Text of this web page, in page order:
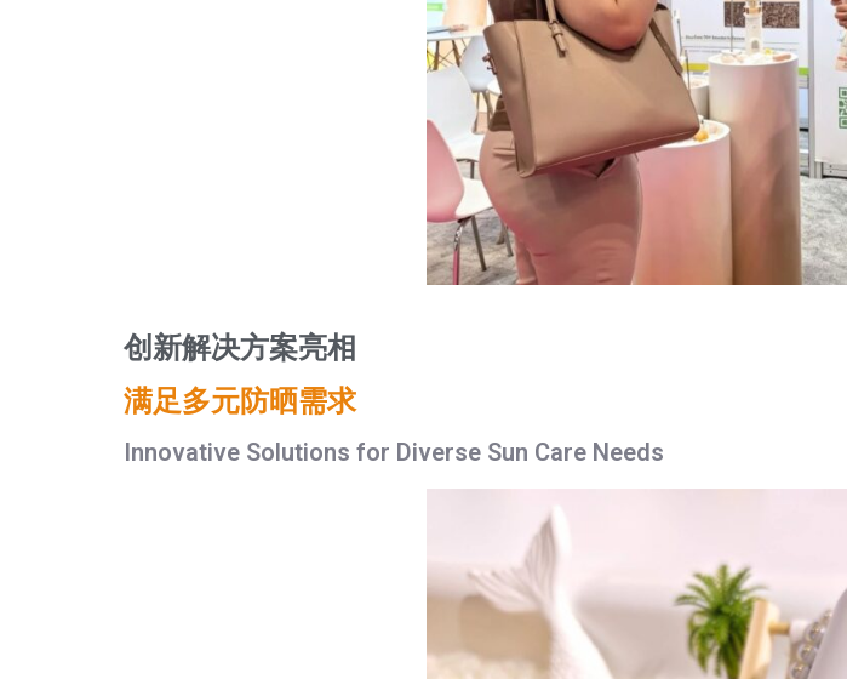
创新解决方案亮相
满足多元防晒需求
Innovative Solutions for Diverse Sun Care Needs